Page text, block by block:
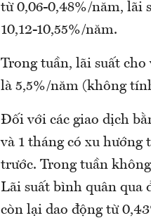
từ 0,06-0,48%/năm, lãi
10,12-10,55%/năm.
Trong tuần, lãi suất cho
là 5,5%/năm (không
Đối với các giao dịch
và 1 tháng có xu hướng
trước. Trong tuần
Lãi suất bình quân qua
còn lại dao động từ